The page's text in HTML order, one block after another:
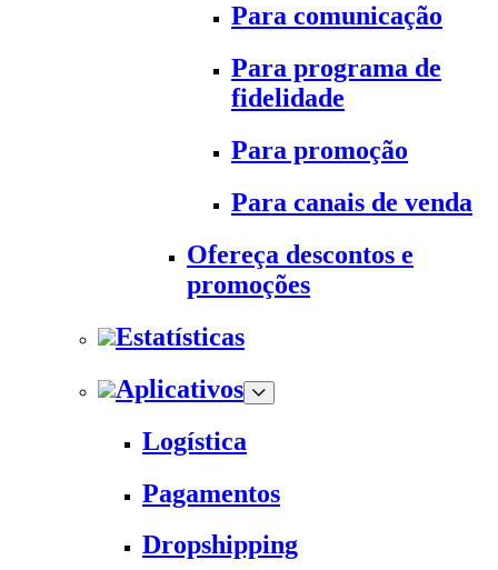
Para comunicação
Para programa de
fidelidade
Para promoção
Para canais de venda
Ofereça descontos e
promoções
Estatísticas
Aplicativos
Logística
Pagamentos
Dropshipping